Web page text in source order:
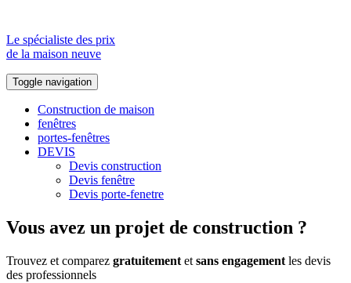
Le spécialiste des prix
de la maison neuve
Toggle navigation
Construction de maison
fenêtres
portes-fenêtres
DEVIS
Devis construction
Devis fenêtre
Devis porte-fenetre
Vous avez un projet de construction ?
Trouvez et comparez gratuitement et sans engagement les devis
des professionnels